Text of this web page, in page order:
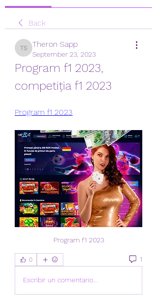
Back
Theron Sapp
Theron Sapp
September 23, 2023
Program f1 2023,
competiția f1 2023
Program f1 2023
Program f1 2023
0 1
Escribir un comentario...